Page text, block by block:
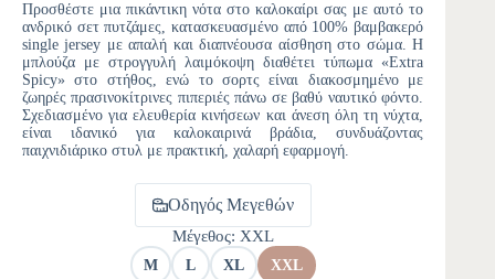
Προσθέστε μια πικάντικη νότα στο καλοκαίρι σας με αυτό το
ανδρικό σετ πυτζάμες, κατασκευασμένο από 100% βαμβακερό
single jersey με απαλή και διαπνέουσα αίσθηση στο σώμα. Η
μπλούζα με στρογγυλή λαιμόκοψη διαθέτει τύπωμα «Extra
Spicy» στο στήθος, ενώ το σορτς είναι διακοσμημένο με
ζωηρές πρασινοκίτρινες πιπεριές πάνω σε βαθύ ναυτικό φόντο.
Σχεδιασμένο για ελευθερία κινήσεων και άνεση όλη τη νύχτα,
είναι ιδανικό για καλοκαιρινά βράδια, συνδυάζοντας
παιχνιδιάρικο στυλ με πρακτική, χαλαρή εφαρμογή.
Οδηγός Μεγεθών
Μέγεθος: XXL
M L XL XXL